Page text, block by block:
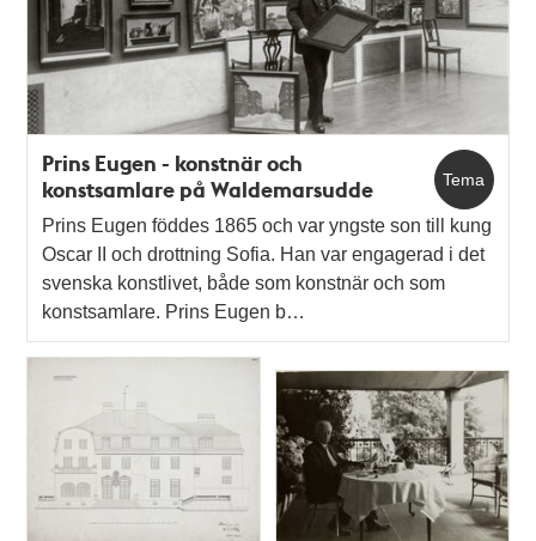
Tema
Prins Eugen - konstnär och
konstsamlare på Waldemarsudde
Prins Eugen föddes 1865 och var yngste son till kung
Oscar II och drottning Sofia. Han var engagerad i det
svenska konstlivet, både som konstnär och som
konstsamlare. Prins Eugen b…